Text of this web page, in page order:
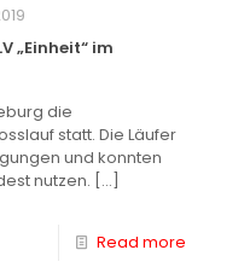
„Einheit“ im
die
statt. Die Läufer
und konnten
nutzen. […]
Read more